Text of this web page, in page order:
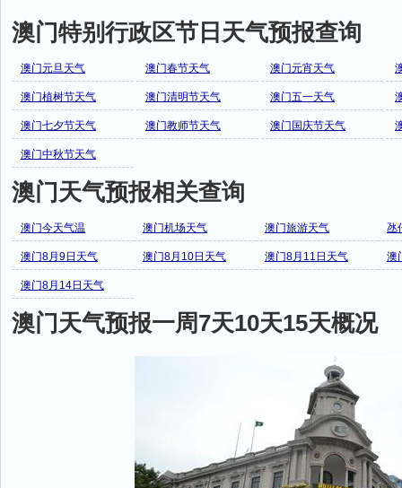
澳门特别行政区节日天气预报查询
澳门元旦天气 澳门春节天气 澳门元宵天气
澳门植树节天气 澳门清明节天气 澳门五一天气
澳门七夕节天气 澳门教师节天气 澳门国庆节天气
澳门中秋节天气
澳门天气预报相关查询
澳门今天气温 澳门机场天气 澳门旅游天气 氹
澳门8月9日天气 澳门8月10日天气 澳门8月11日天气 澳
澳门8月14日天气
澳门天气预报一周7天10天15天概况